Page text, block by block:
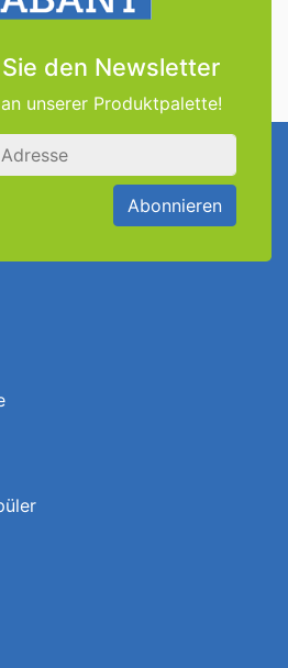
den Newsletter
unserer Produktpalette!
Abonnieren